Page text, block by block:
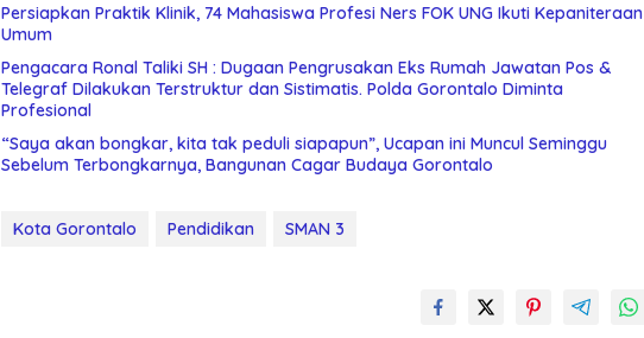
Persiapkan Praktik Klinik, 74 Mahasiswa Profesi Ners FOK UNG Ikuti Kepaniteraan
Umum
Pengacara Ronal Taliki SH : Dugaan Pengrusakan Eks Rumah Jawatan Pos &
Telegraf Dilakukan Terstruktur dan Sistimatis. Polda Gorontalo Diminta
Profesional
“Saya akan bongkar, kita tak peduli siapapun”, Ucapan ini Muncul Seminggu
Sebelum Terbongkarnya, Bangunan Cagar Budaya Gorontalo
Kota Gorontalo Pendidikan SMAN 3